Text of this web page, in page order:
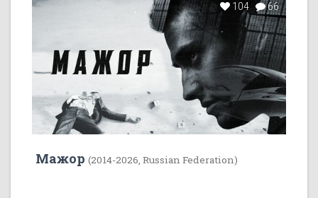
104 66
Мажор (2014-2026, Russian Federation)